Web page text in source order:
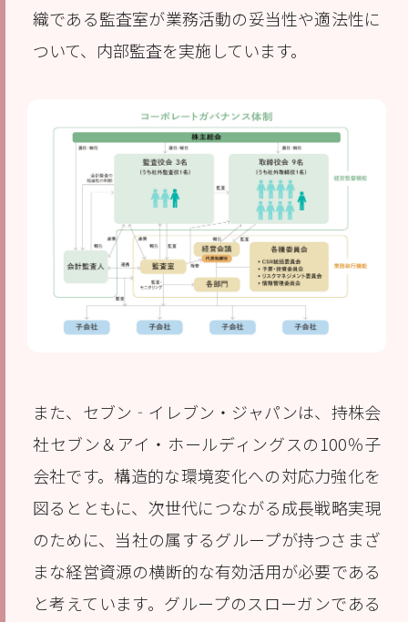
織である監査室が業務活動の妥当性や適法性に
ついて、内部監査を実施しています。
また、セブン‐イレブン・ジャパンは、持株会
社セブン＆アイ・ホールディングスの100％子
会社です。構造的な環境変化への対応力強化を
図るとともに、次世代につながる成長戦略実現
のために、当社の属するグループが持つさまざ
まな経営資源の横断的な有効活用が必要である
と考えています。グループのスローガンである